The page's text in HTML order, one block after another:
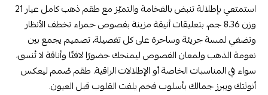
استمتعي بإطلالة تنبض بالفخامة والتميّز مع طقم ذهب كامل عيار 21
وزن 8.36 جم، بتعليقات أنيقة مزينة بفصوص حمراء تخطف الأنظار
وتضفي لمسة جريئة وساحرة على كل تفصيلة، تصميم يجمع بين
نعومة الذهب ولمعان الفصوص ليمنحك حضورًا لافتًا وأناقة لا تُنسى،
سواء في المناسبات الخاصة أو الإطلالات الراقية. طقم صُمم ليعكس
أنوثتك ويبرز جمالك بأسلوب فخم يلفت القلوب قبل العيون.